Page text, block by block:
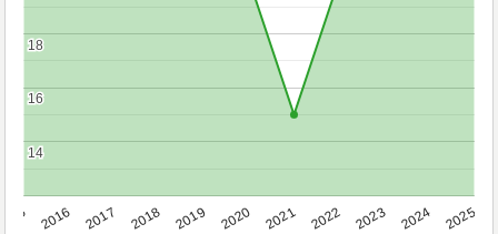
2016 2017 2018 2019 2020 2021 2022 2023 2024 2025
14
14
16
16
18
18